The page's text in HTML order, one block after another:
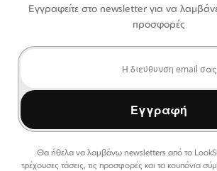
Εγγραφείτε στο newsletter για να
προσφορές
Εγγραφή
Θα ήθελα να λαμβάνω newsletters από το
τρέχουσες τάσεις, τις προσφορές και τα κουπόνια